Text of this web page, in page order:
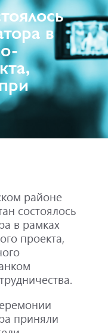
в
районе
состоялось
в рамках
проекта,
приняли